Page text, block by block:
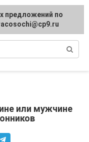
или мужчине
предложений по